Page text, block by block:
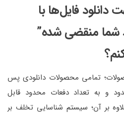
دانلود فایل‌ها با
شما منقضی شده”
تمامی محصولات دانلودی پس
و به تعداد دفعات محدود قابل
بر آن؛ سیستم شناسایی تخلف بر